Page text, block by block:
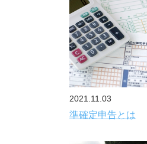
2021.11.03
準確定申告とは